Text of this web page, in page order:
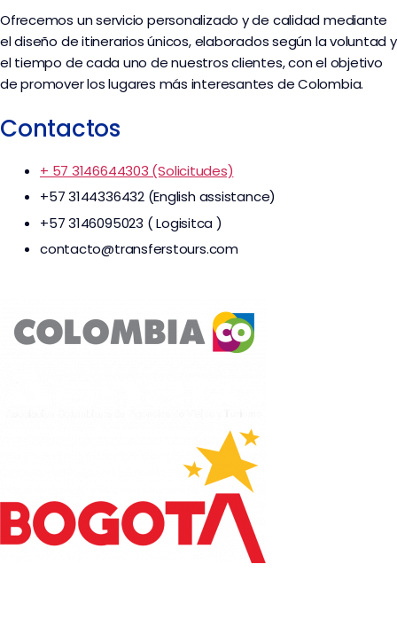
Ofrecemos un servicio personalizado y de calidad mediante
el diseño de itinerarios únicos, elaborados según la voluntad y
el tiempo de cada uno de nuestros clientes, con el objetivo
de promover los lugares más interesantes de Colombia.
Contactos
+ 57 3146644303 (Solicitudes)
+57 3144336432 (English assistance)
+57 3146095023 ( Logisitca )
contacto@transferstours.com